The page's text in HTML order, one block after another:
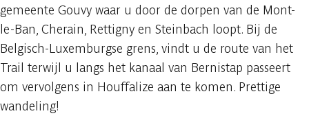
gemeente Gouvy waar u door de dorpen van de Mont-
le-Ban, Cherain, Rettigny en Steinbach loopt. Bij de
Belgisch-Luxemburgse grens, vindt u de route van het
Trail terwijl u langs het kanaal van Bernistap passeert
om vervolgens in Houffalize aan te komen. Prettige
wandeling!